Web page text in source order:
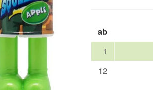
ab
1
12